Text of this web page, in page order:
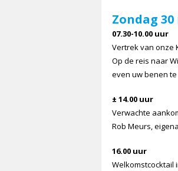
Zondag 30
07.30-10.00 uur
Vertrek van onze
Op de reis naar
even uw benen
± 14.00 uur
Verwachte
Rob Meurs,
16.00 uur
Welkomstcocktail